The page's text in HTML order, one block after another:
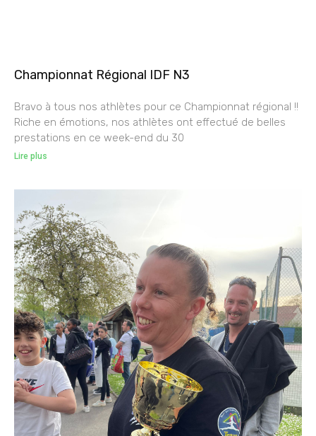
Championnat Régional IDF N3
Bravo à tous nos athlètes pour ce Championnat régional !!
Riche en émotions, nos athlètes ont effectué de belles
prestations en ce week-end du 30
Lire plus